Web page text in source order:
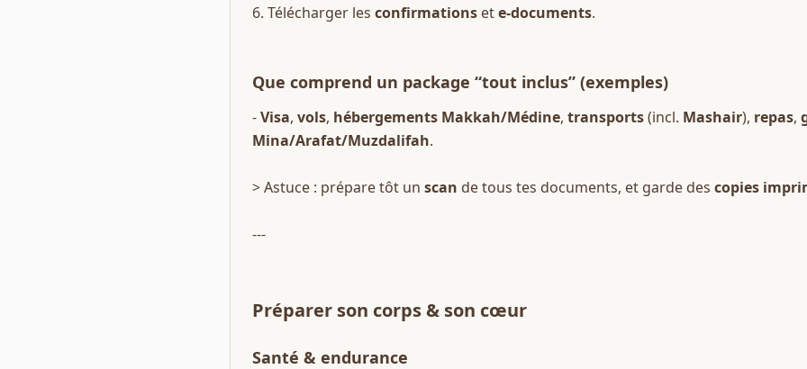
6. Télécharger les confirmations et e-documents.
Que comprend un package “tout inclus” (exemples)
- Visa, vols, hébergements Makkah/Médine, transports (incl. Mashair), repas,
Mina/Arafat/Muzdalifah.
> Astuce : prépare tôt un scan de tous tes documents, et garde des copies
---
Préparer son corps & son cœur
Santé & endurance